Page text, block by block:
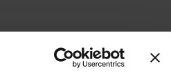
che, singolarmente o
le finalità e i mezzi di tale
trattamento o i criteri specifici